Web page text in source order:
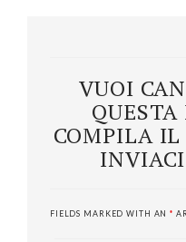
VUOI
COMPILA IL
FIELDS MARKED WITH AN*